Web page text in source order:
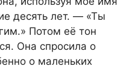
десять лет. — «Ты
Потом её тон
Она спросила о
о маленьких